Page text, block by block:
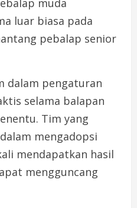
luar biasa pada
pebalap senior
dalam pengaturan
selama balapan
Tim yang
mengadopsi
mendapatkan hasil
mengguncang